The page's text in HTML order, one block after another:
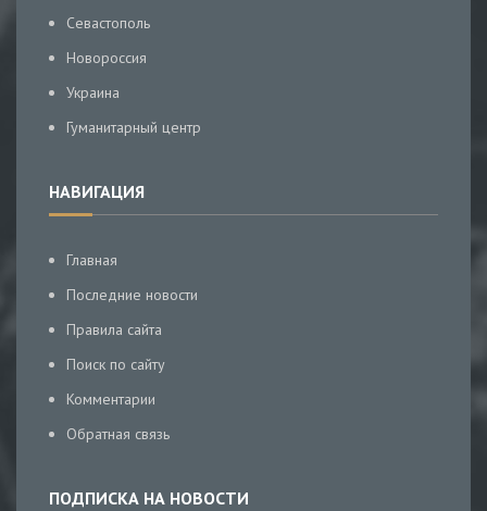
Севастополь
Новороссия
Украина
Гуманитарный центр
НАВИГАЦИЯ
Главная
Последние новости
Правила сайта
Поиск по сайту
Комментарии
Обратная связь
ПОДПИСКА НА НОВОСТИ